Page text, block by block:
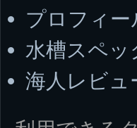
プロフィー
水槽スペッ
海人レビュ